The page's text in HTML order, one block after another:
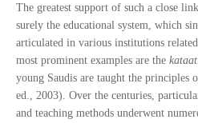
The greatest support of such a close
surely the educational system, which
articulated in various institutions
most prominent examples are the
young Saudis are taught the principles
ed., 2003). Over the centuries,
and teaching methods underwent